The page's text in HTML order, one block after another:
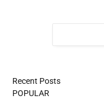
Recent Posts
POPULAR